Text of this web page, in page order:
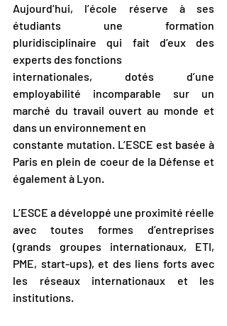
Aujourd’hui, l’école réserve à ses
étudiants une formation
pluridisciplinaire qui fait d’eux des
experts des fonctions
internationales, dotés d’une
employabilité incomparable sur un
marché du travail ouvert au monde et
dans un environnement en
constante mutation. L’ESCE est basée à
Paris en plein de coeur de la Défense et
également à Lyon.
L’ESCE a développé une proximité réelle
avec toutes formes d’entreprises
(grands groupes internationaux, ETI,
PME, start-ups), et des liens forts avec
les réseaux internationaux et les
institutions.